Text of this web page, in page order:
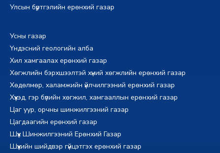
Улсын бүртгэлийн ерөнхий газар
Усны газар
Үндэсний геологийн алба
Хил хамгаалах ерөнхий газар
Хөгжлийн бэрхшээлтэй хүний хөгжлийн ерөнхий газар
Хөдөлмөр, халамжийн үйлчилгээний ерөнхий газар
Хүүхэд, гэр бүлийн хөгжил, хамгааллын ерөнхий газар
Цаг уур, орчны шинжилгээний газар
Цагдаагийн ерөнхий газар
Шүүх Шинжилгээний Ерөнхий Газар
Шүүхийн шийдвэр гүйцэтгэх ерөнхий газар